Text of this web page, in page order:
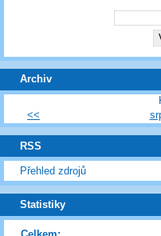
Archiv
<<
RSS
Přehled zdrojů
Statistiky